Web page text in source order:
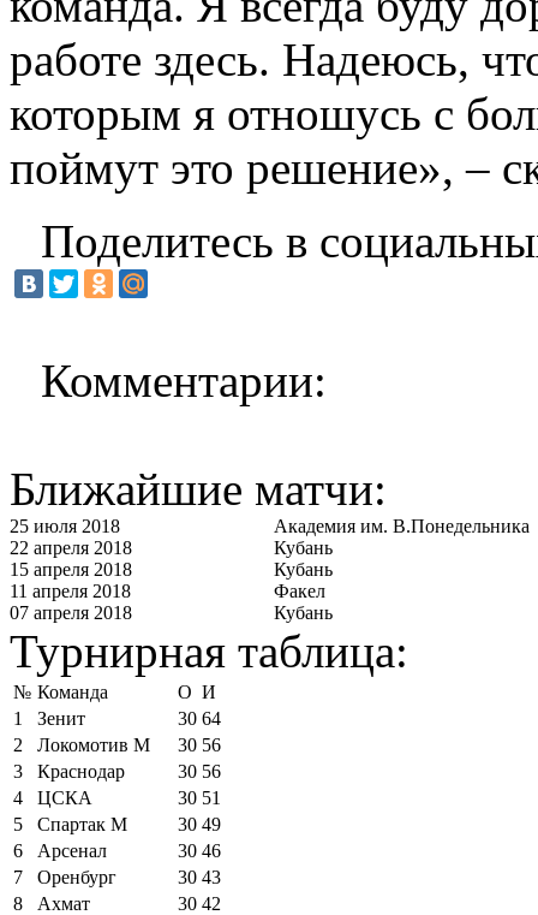
работе здесь. Надеюсь,
которым я отношусь с
поймут это решение», –
Поделитесь в
Комментарии:
Ближайшие матчи:
25 июля 2018
Академия им. В.Понедельника
22 апреля 2018
Кубань
15 апреля 2018
Кубань
11 апреля 2018
Факел
07 апреля 2018
Кубань
Турнирная таблица:
№ Команда О И
1
Зенит 30 64
2
Локомотив М 30 56
3
Краснодар 30 56
4
ЦСКА 30 51
5
Спартак М 30 49
6
Арсенал 30 46
7
Оренбург 30 43
8
Ахмат 30 42